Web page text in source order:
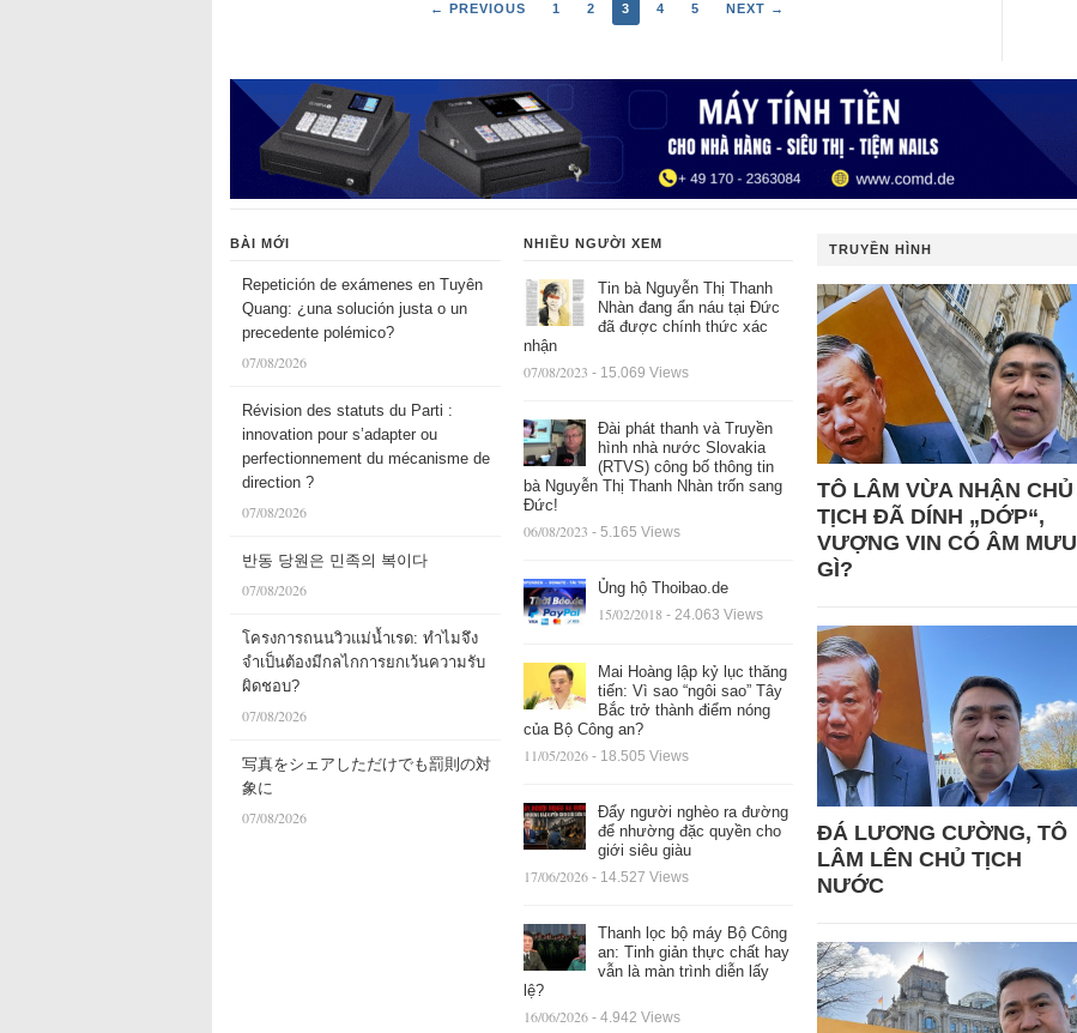
← PREVIOUS 1 2 3 4 5 NEXT →
BÀI MỚI
Repetición de exámenes en Tuyên
Quang: ¿una solución justa o un
precedente polémico?
07/08/2026
Révision des statuts du Parti :
innovation pour s’adapter ou
perfectionnement du mécanisme de
direction ?
07/08/2026
반동 당원은 민족의 복이다
07/08/2026
โครงการถนนวิวแม่น้ำเรด: ทำไมจึง
จำเป็นต้องมีกลไกการยกเว้นความรับ
ผิดชอบ?
07/08/2026
写真をシェアしただけでも罰則の対
象に
07/08/2026
NHIỀU NGƯỜI XEM
Tin bà Nguyễn Thị Thanh
Nhàn đang ẩn náu tại Đức
đã được chính thức xác
nhận
07/08/2023 - 15.069 Views
Đài phát thanh và Truyền
hình nhà nước Slovakia
(RTVS) công bố thông tin
bà Nguyễn Thị Thanh Nhàn trốn sang
Đức!
06/08/2023 - 5.165 Views
Ủng hộ Thoibao.de
15/02/2018 - 24.063 Views
Mai Hoàng lập kỷ lục thăng
tiến: Vì sao “ngôi sao” Tây
Bắc trở thành điểm nóng
của Bộ Công an?
11/05/2026 - 18.505 Views
Đẩy người nghèo ra đường
để nhường đặc quyền cho
giới siêu giàu
17/06/2026 - 14.527 Views
Thanh lọc bộ máy Bộ Công
an: Tinh giản thực chất hay
vẫn là màn trình diễn lấy
lệ?
16/06/2026 - 4.942 Views
TRUYỀN HÌNH
TÔ LÂM VỪA NHẬN CHỦ
TỊCH ĐÃ DÍNH „DỚP“,
VƯỢNG VIN CÓ ÂM MƯU
GÌ?
ĐÁ LƯƠNG CƯỜNG, TÔ
LÂM LÊN CHỦ TỊCH
NƯỚC